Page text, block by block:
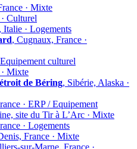
· Mixte
Culturel
Italie · Logements
, Cugnaux, France ·
culturel
Mixte
de Béring, Sibérie, Alaska ·
· ERP / Equipement
site du Tir à L’Arc · Mixte
· Logements
France · Mixte
sur-Marne, France ·